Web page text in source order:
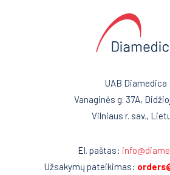
UAB Diamedica
Vanaginės g. 37A,
Vilniaus r. sav.,
El. paštas:
Užsakymų pateikimas: